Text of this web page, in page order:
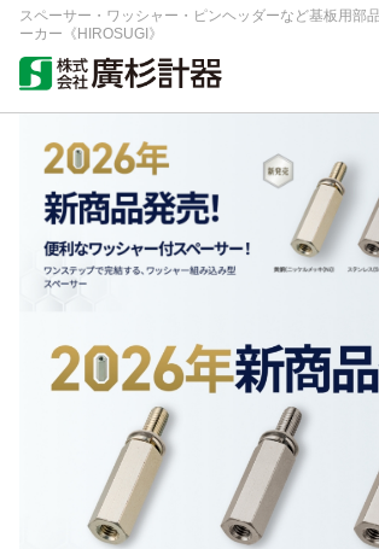
スペーサー・ワッシャー・ピンヘッダーなど基板用部
ーカー《HIROSUGI》
キーワード 品番/シリーズ
商品カテゴリから探す
ジャンルから探す
シリーズから探す
ログイン
注文・見積りについて
ご利用ガイド
お問い合わせ窓口
会社情報